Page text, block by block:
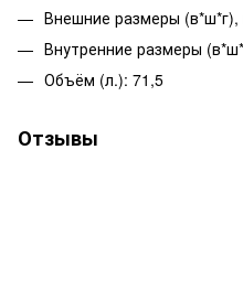
Внешние размеры
Внутренние размеры
Объём (л.): 71,5
Отзывы